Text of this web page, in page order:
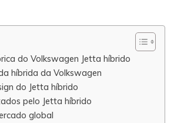
do Volkswagen Jetta híbrido
híbrida da Volkswagen
do Jetta híbrido
pelo Jetta híbrido
global